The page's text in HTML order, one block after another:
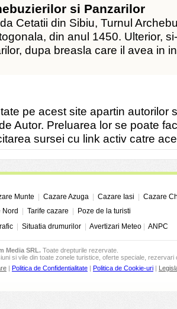
si Panzarilor
Cetatii din Sibiu, Turnul
din anul 1450. Ulterior,
dupa breasla care il avea in
pe acest site apartin autorilor
Autor. Preluarea lor se poate
sursei cu link activ catre
Munte Cazare Azuga Cazare Iasi
Cazare
Nord
Tarife cazare
Poze de la turisti
Situatia drumurilor Avertizari Meteo ANPC
Media SRL. Toate drepturile rezervate.
si vile din toate zonele turistice, oferte speciale, rezervari
| Politica de Confidentialitate | Politica de Cookie-uri |